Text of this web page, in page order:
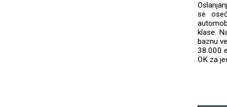
se
klase.
baznu
38.000
OK za